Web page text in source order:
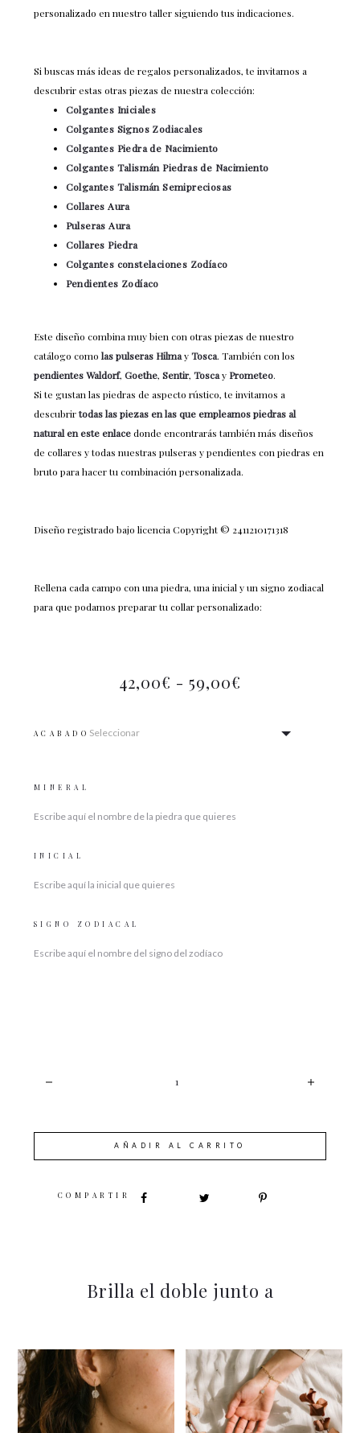
personalizado en nuestro taller siguiendo tus indicaciones.
Si buscas más ideas de regalos personalizados, te invitamos a
descubrir estas otras piezas de nuestra colección:
Colgantes Iniciales
Colgantes Signos Zodiacales
Colgantes Piedra de Nacimiento
Colgantes Talismán Piedras de Nacimiento
Colgantes Talismán Semipreciosas
Collares Aura
Pulseras Aura
Collares Piedra
Colgantes constelaciones Zodíaco
Pendientes Zodíaco
Este diseño combina muy bien con otras piezas de nuestro
catálogo como las pulseras HilmayTosca. También con los
pendientes Waldorf, Goethe, Sentir, Toscay Prometeo.
Si te gustan las piedras de aspecto rústico, te invitamos a
descubrirtodas las piezas en las que empleamos piedras al
natural en este enlacedonde encontrarás también más diseños
de collares y todas nuestras pulseras y pendientes con piedras en
bruto para hacer tu combinación personalizada.
Diseño registrado bajo licencia Copyright © 2411210171318
Rellena cada campo con una piedra, una inicial y un signo zodiacal
para que podamos preparar tu collar personalizado:
42,00€ - 59,00€
ACABADO
MINERAL
INICIAL
SIGNO ZODIACAL
AÑADIR AL CARRITO
SHARE
Brilla el doble junto a